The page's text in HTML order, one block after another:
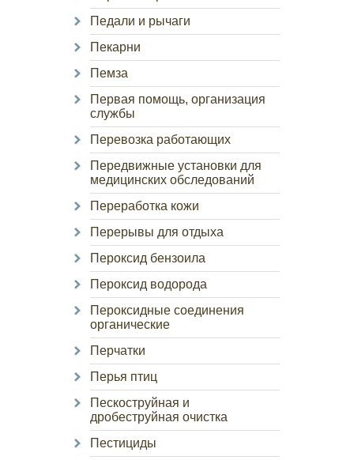
Педали и рычаги
Пекарни
Пемза
Первая помощь, организация
службы
Перевозка работающих
Передвижные установки для
медицинских обследований
Переработка кожи
Перерывы для отдыха
Пероксид бензоила
Пероксид водорода
Пероксидные соединения
органические
Перчатки
Перья птиц
Пескоструйная и
дробеструйная очистка
Пестициды